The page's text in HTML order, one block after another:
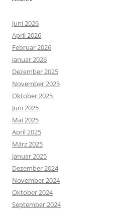
Juni 2026
April 2026
Februar 2026
Januar 2026
Dezember 2025
November 2025
Oktober 2025
Juni 2025
Mai 2025
April 2025
März 2025
Januar 2025
Dezember 2024
November 2024
Oktober 2024
September 2024